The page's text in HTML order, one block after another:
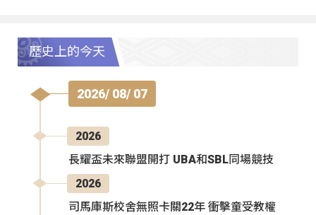
歷史上的今天
2026/ 08/ 07
2026
長耀盃未來聯盟開打 UBA和SBL同場競技
2026
司馬庫斯校舍無照卡關22年 衝擊童受教權